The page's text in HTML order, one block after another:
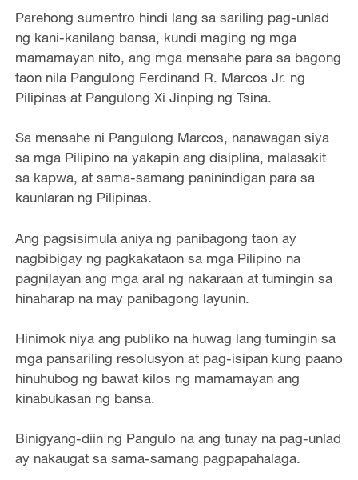
Parehong sumentro hindi lang sa sariling pag-unlad
ng kani-kanilang bansa, kundi maging ng mga
mamamayan nito, ang mga mensahe para sa bagong
taon nila Pangulong Ferdinand R. Marcos Jr. ng
Pilipinas at Pangulong Xi Jinping ng Tsina.
Sa mensahe ni Pangulong Marcos, nanawagan siya
sa mga Pilipino na yakapin ang disiplina, malasakit
sa kapwa, at sama-samang paninindigan para sa
kaunlaran ng Pilipinas.
Ang pagsisimula aniya ng panibagong taon ay
nagbibigay ng pagkakataon sa mga Pilipino na
pagnilayan ang mga aral ng nakaraan at tumingin sa
hinaharap na may panibagong layunin.
Hinimok niya ang publiko na huwag lang tumingin sa
mga pansariling resolusyon at pag-isipan kung paano
hinuhubog ng bawat kilos ng mamamayan ang
kinabukasan ng bansa.
Binigyang-diin ng Pangulo na ang tunay na pag-unlad
ay nakaugat sa sama-samang pagpapahalaga.